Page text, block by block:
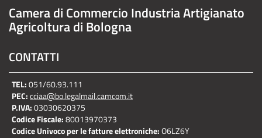
Camera di Commercio Industria Artigianato
Agricoltura di Bologna
CONTATTI
TEL:051/60.93.111
PEC:cciaa@bo.legalmail.camcom.it
P.IVA:03030620375
Codice Fiscale:80013970373
Codice Univoco per le fatture elettroniche:O6LZ6Y